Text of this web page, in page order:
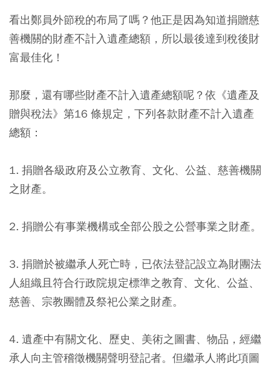
看出鄭員外節稅的布局了嗎？他正是因為知道捐贈慈
善機關的財產不計入遺產總額，所以最後達到稅後財
富最佳化！
那麼，還有哪些財產不計入遺產總額呢？依《遺產及
贈與稅法》第16 條規定，下列各款財產不計入遺產
總額：
1. 捐贈各級政府及公立教育、文化、公益、慈善機關
之財產。
2. 捐贈公有事業機構或全部公股之公營事業之財產。
3. 捐贈於被繼承人死亡時，已依法登記設立為財團法
人組織且符合行政院規定標準之教育、文化、公益、
慈善、宗教團體及祭祀公業之財產。
4. 遺產中有關文化、歷史、美術之圖書、物品，經繼
承人向主管稽徵機關聲明登記者。但繼承人將此項圖